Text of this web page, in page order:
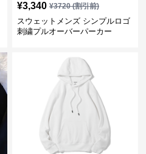
¥3,340 ¥3720(割引前)
スウェットメンズ シンプルロゴ
刺繍プルオーバーパーカー